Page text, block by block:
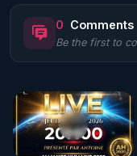
0 Comments
Be the first to